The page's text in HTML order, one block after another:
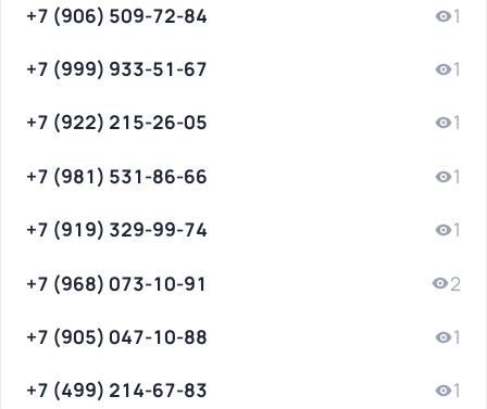
+7 (906) 509-72-84 1
+7 (999) 933-51-67 1
+7 (922) 215-26-05 1
+7 (981) 531-86-66 1
+7 (919) 329-99-74 1
+7 (968) 073-10-91 2
+7 (905) 047-10-88 1
+7 (499) 214-67-83 1